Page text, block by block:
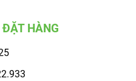
ĐẶT HÀNG